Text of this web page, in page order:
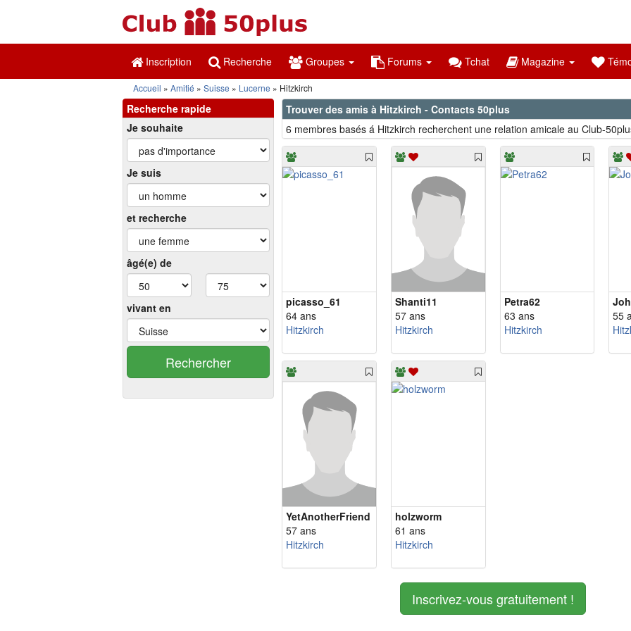
Inscription Recherche Groupes Forums Tchat Magazine
Accueil Amitié Suisse Lucerne Hitzkirch
Recherche rapide
Je souhaite
Je suis
et recherche
âgé(e) de
vivant en
Rechercher
Trouver des amis à Hitzkirch - Contacts 50plus
6 membres basés á Hitzkirch recherchent une relation amicale au Club-
picasso_61
64 ans
Hitzkirch
Shanti11
57 ans
Hitzkirch
Petra62
63 ans
Hitzkirch
55
YetAnotherFriend
57 ans
Hitzkirch
holzworm
61 ans
Hitzkirch
Inscrivez-vous gratuitement !